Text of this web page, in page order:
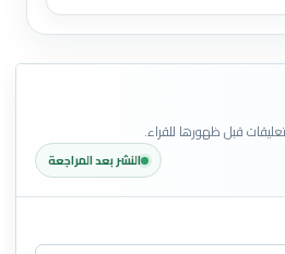
قبل ظهورها للقراء.
النشر بعد المراجعة